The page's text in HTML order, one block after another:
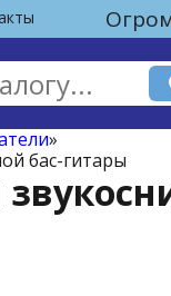
»
бас-гитары